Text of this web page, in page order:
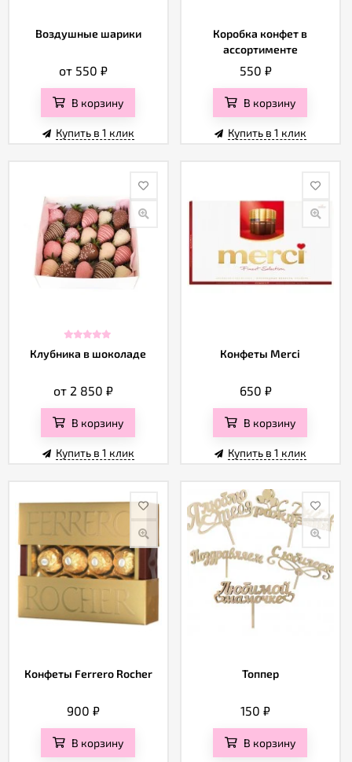
Воздушные шарики
от 550₽
В корзину
Купить в 1 клик
Коробка конфет в
ассортименте
550 ₽
В корзину
Купить в 1 клик
Клубника в шоколаде
от 2 850₽
В корзину
Купить в 1 клик
Конфеты Merci
650 ₽
В корзину
Купить в 1 клик
Конфеты Ferrero Rocher
900₽
В корзину
Топпер
150₽
В корзину